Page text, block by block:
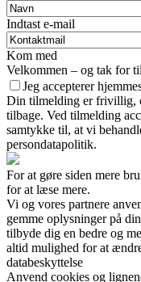
Indtast e-mail
Kom med
Velkommen – og tak for
Jeg accepterer
Din tilmelding er frivillig,
tilbage. Ved tilmelding
samtykke til, at vi
persondatapolitik.
For at gøre siden mere
for at læse mere.
Vi og vores partnere
gemme oplysninger på
tilbyde dig en bedre og
altid mulighed for at
databeskyttelse
Anvend cookies og